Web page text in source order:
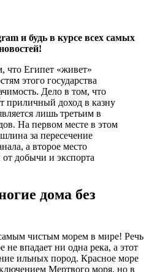
и будь в курсе всех самых
что Египет «живет»
этого государства
Дело в том, что
приличный доход в казну
лишь третьим в
На первом месте в этом
за пересечение
а второе место
добычи и экспорта
дома без
чистым морем в мире! Речь
не впадает ни одна река, а этот
ильных пород. Красное море
Мертвого моря, но в